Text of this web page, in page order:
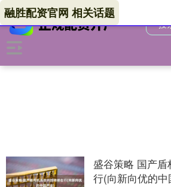
融胜配资官网 相关话题
盛谷策略 国产
行(向新向优的中